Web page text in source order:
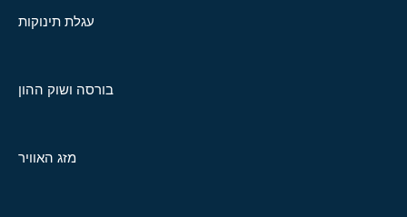
עגלת תינוקות
בורסה ושוק ההון
מזג האוויר